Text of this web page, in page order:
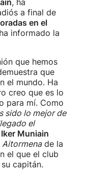
, ha
a final de
en el
informado la
que hemos
que
el mundo. Ha
creo que es lo
para mí. Como
sido lo mejor de
el
Iker Muniain
Aitormenade la
el que el club
capitán.